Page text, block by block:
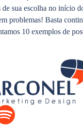
sua escolha no início
problemas! Basta
10 exemplos de